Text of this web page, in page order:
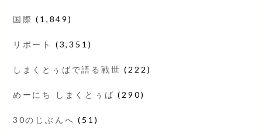
国際 (1,849)
リポート (3,351)
しまくとぅばで語る戦世 (222)
めーにち しまくとぅば (290)
30のじぶんへ (51)